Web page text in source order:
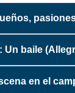
Un baile
en el